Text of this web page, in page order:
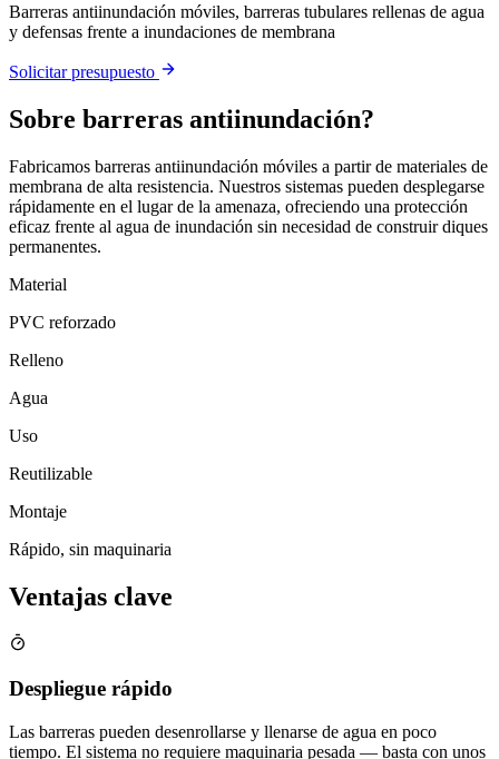
Barreras antiinundación móviles, barreras tubulares rellenas de agua
y defensas frente a inundaciones de membrana
Solicitar presupuesto
Sobre barreras antiinundación?
Fabricamos barreras antiinundación móviles a partir de materiales de
membrana de alta resistencia. Nuestros sistemas pueden desplegarse
rápidamente en el lugar de la amenaza, ofreciendo una protección
eficaz frente al agua de inundación sin necesidad de construir diques
permanentes.
Material
PVC reforzado
Relleno
Agua
Uso
Reutilizable
Montaje
Rápido, sin maquinaria
Ventajas clave
Despliegue rápido
Las barreras pueden desenrollarse y llenarse de agua en poco
tiempo. El sistema no requiere maquinaria pesada — basta con unos